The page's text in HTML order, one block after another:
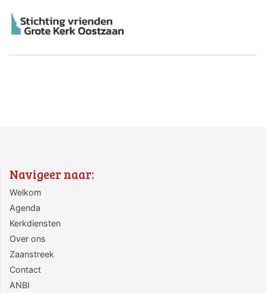
Navigeer naar:
Welkom
Agenda
Kerkdiensten
Over ons
Zaanstreek
Contact
ANBI